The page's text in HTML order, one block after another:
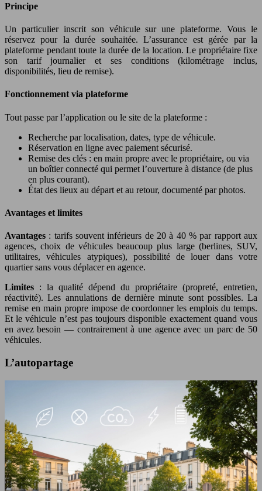
Principe
Un particulier inscrit son véhicule sur une plateforme. Vous le
réservez pour la durée souhaitée. L’assurance est gérée par la
plateforme pendant toute la durée de la location. Le propriétaire fixe
son tarif journalier et ses conditions (kilométrage inclus,
disponibilités, lieu de remise).
Fonctionnement via plateforme
Tout passe par l’application ou le site de la plateforme :
Recherche par localisation, dates, type de véhicule.
Réservation en ligne avec paiement sécurisé.
Remise des clés : en main propre avec le propriétaire, ou via
un boîtier connecté qui permet l’ouverture à distance (de plus
en plus courant).
État des lieux au départ et au retour, documenté par photos.
Avantages et limites
Avantages : tarifs souvent inférieurs de 20 à 40 % par rapport aux
agences, choix de véhicules beaucoup plus large (berlines, SUV,
utilitaires, véhicules atypiques), possibilité de louer dans votre
quartier sans vous déplacer en agence.
Limites : la qualité dépend du propriétaire (propreté, entretien,
réactivité). Les annulations de dernière minute sont possibles. La
remise en main propre impose de coordonner les emplois du temps.
Et le véhicule n’est pas toujours disponible exactement quand vous
en avez besoin — contrairement à une agence avec un parc de 50
véhicules.
L’autopartage